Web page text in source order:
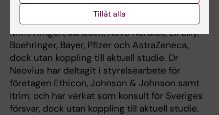
Dr Sundström har ekonomiska
intressen/verkat som konsult för företagen
Itrim, Amgen, Janssen, Novo Nordisk, Eli Lilly,
Boehringer, Bayer, Pfizer och AstraZeneca,
dock utan koppling till aktuell studie. Dr
Neovius har deltagit i styrelsearbete för
företagen Ethicon, Johnson & Johnson samt
Itrim, och har verkat som konsult för Sveriges
försvar, dock utan koppling till aktuell studie.
Tillåt alla